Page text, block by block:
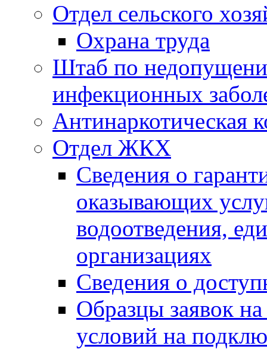
Отдел сельского
Охрана труда
Штаб по
инфекционных
Антинаркотическая
Отдел ЖКХ
Сведения о
оказывающих
водоотведения,
организациях
Сведения о
Образцы заявок
условий на